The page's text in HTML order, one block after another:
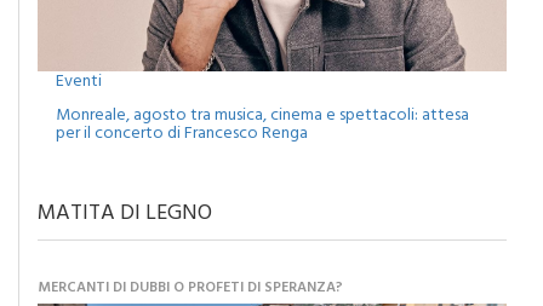
Eventi
Monreale, agosto tra musica, cinema e spettacoli: attesa
MATITA DI LEGNO